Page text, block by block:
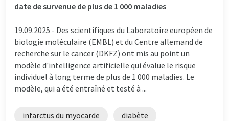
date de survenue de plus de 1 000 maladies
19.09.2025 - Des scientifiques du Laboratoire européen de
biologie moléculaire (EMBL) et du Centre allemand de
recherche sur le cancer (DKFZ) ont mis au point un
modèle d'intelligence artificielle qui évalue le risque
individuel à long terme de plus de 1 000 maladies. Le
modèle, qui a été entraîné et testé à ...
infarctus du myocarde diabète